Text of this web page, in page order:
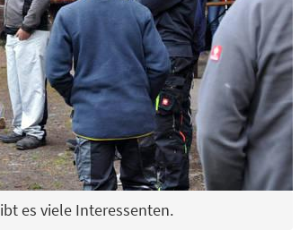
es viele Interessenten.